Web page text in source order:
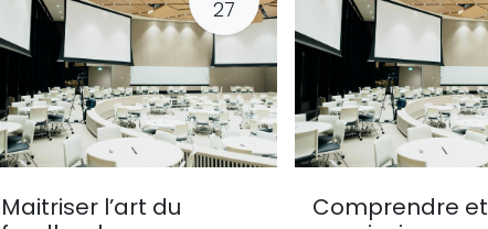
27
Maitriser l’art du
Comprendre et